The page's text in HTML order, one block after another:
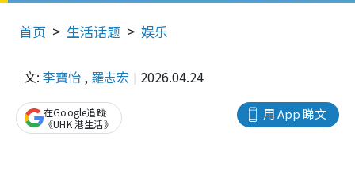
首页 生活话题 娱乐
文: 李寶怡 , 羅志宏 2026.04.24
用 App 睇文
在Google追蹤
《UHK 港生活》